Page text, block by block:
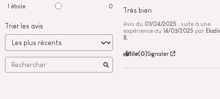
1 étoile 0
Trier les avis
Très bien
Avis du 01/04/2025
, suite à une
expérience du 14/03/2025 par
B.
Utile(0)Signaler